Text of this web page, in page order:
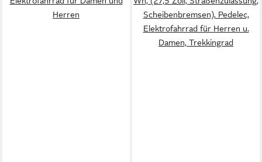
Herren
Scheibenbremsen), Pedelec,
Elektrofahrrad für Herren u.
Damen, Trekkingrad